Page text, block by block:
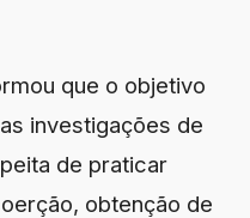
que o objetivo
investigações de
de praticar
obtenção de